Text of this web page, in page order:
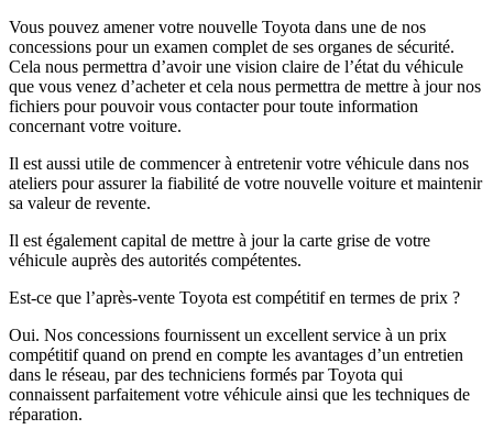
Vous pouvez amener votre nouvelle Toyota dans une de nos
concessions pour un examen complet de ses organes de sécurité.
Cela nous permettra d’avoir une vision claire de l’état du véhicule
que vous venez d’acheter et cela nous permettra de mettre à jour nos
fichiers pour pouvoir vous contacter pour toute information
concernant votre voiture.
Il est aussi utile de commencer à entretenir votre véhicule dans nos
ateliers pour assurer la fiabilité de votre nouvelle voiture et maintenir
sa valeur de revente.
Il est également capital de mettre à jour la carte grise de votre
véhicule auprès des autorités compétentes.
Est-ce que l’après-vente Toyota est compétitif en termes de prix ?
Oui. Nos concessions fournissent un excellent service à un prix
compétitif quand on prend en compte les avantages d’un entretien
dans le réseau, par des techniciens formés par Toyota qui
connaissent parfaitement votre véhicule ainsi que les techniques de
réparation.